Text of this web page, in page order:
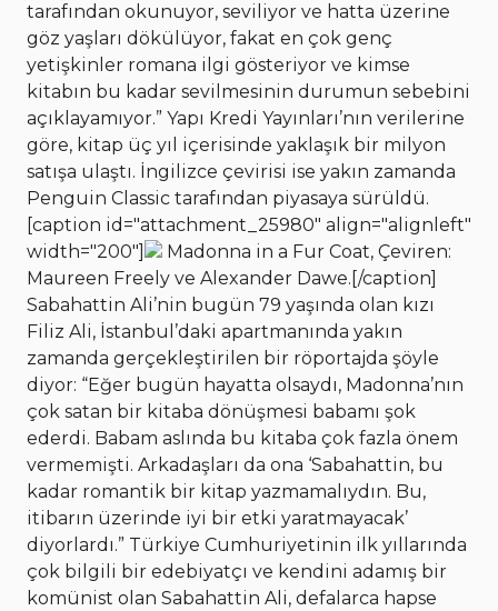
tarafından okunuyor, seviliyor ve hatta üzerine
göz yaşları dökülüyor, fakat en çok genç
yetişkinler romana ilgi gösteriyor ve kimse
kitabın bu kadar sevilmesinin durumun sebebini
açıklayamıyor.” Yapı Kredi Yayınları’nın verilerine
göre, kitap üç yıl içerisinde yaklaşık bir milyon
satışa ulaştı. İngilizce çevirisi ise yakın zamanda
Penguin Classic tarafından piyasaya sürüldü.
[caption id="attachment_25980" align="alignleft"
width="200"]
Madonna in a Fur Coat, Çeviren:
Maureen Freely ve Alexander Dawe.[/caption]
Sabahattin Ali’nin bugün 79 yaşında olan kızı
Filiz Ali, İstanbul’daki apartmanında yakın
zamanda gerçekleştirilen bir röportajda şöyle
diyor: “Eğer bugün hayatta olsaydı, Madonna’nın
çok satan bir kitaba dönüşmesi babamı şok
ederdi. Babam aslında bu kitaba çok fazla önem
vermemişti. Arkadaşları da ona ‘Sabahattin, bu
kadar romantik bir kitap yazmamalıydın. Bu,
itibarın üzerinde iyi bir etki yaratmayacak’
diyorlardı.” Türkiye Cumhuriyetinin ilk yıllarında
çok bilgili bir edebiyatçı ve kendini adamış bir
komünist olan Sabahattin Ali, defalarca hapse